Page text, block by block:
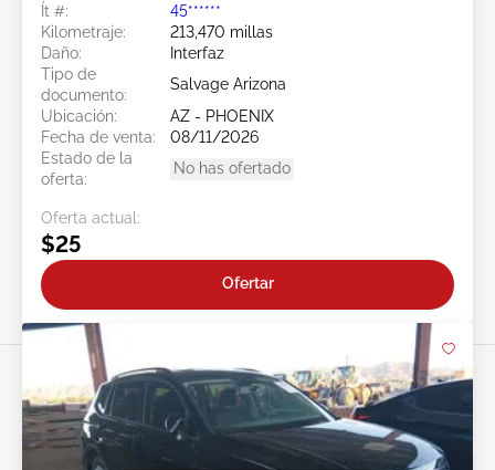
Ít #:
45******
Kilometraje:
213,470 millas
Daño:
Interfaz
Tipo de
documento:
Salvage Arizona
Ubicación:
AZ - PHOENIX
Fecha de venta:
08/11/2026
Estado de la
oferta:
No has ofertado
Oferta actual:
$25
Ofertar